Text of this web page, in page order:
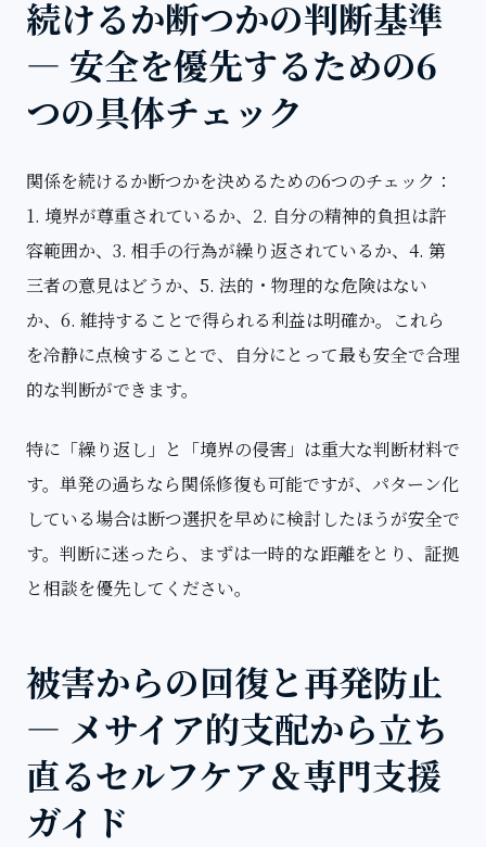
続けるか断つかの判断基準
— 安全を優先するための6
つの具体チェック
関係を続けるか断つかを決めるための6つのチェック：
1. 境界が尊重されているか、2. 自分の精神的負担は許
容範囲か、3. 相手の行為が繰り返されているか、4. 第
三者の意見はどうか、5. 法的・物理的な危険はない
か、6. 維持することで得られる利益は明確か。これら
を冷静に点検することで、自分にとって最も安全で合理
的な判断ができます。
特に「繰り返し」と「境界の侵害」は重大な判断材料で
す。単発の過ちなら関係修復も可能ですが、パターン化
している場合は断つ選択を早めに検討したほうが安全で
す。判断に迷ったら、まずは一時的な距離をとり、証拠
と相談を優先してください。
被害からの回復と再発防止
— メサイア的支配から立ち
直るセルフケア＆専門支援
ガイド